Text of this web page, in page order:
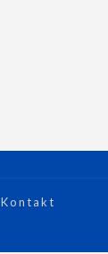
Kontakt